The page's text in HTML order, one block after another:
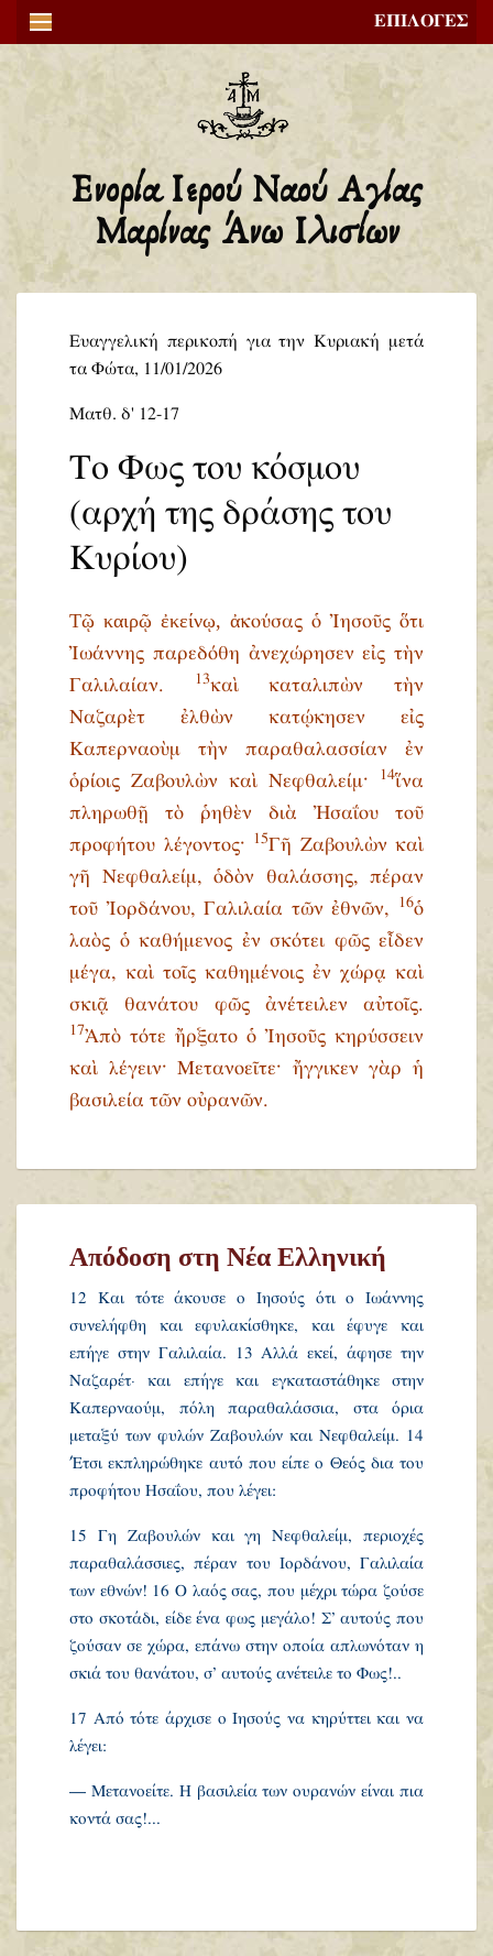
ΕΠΙΛΟΓΕΣ
Ενορία Ιερού Ναού Αγίας
Μαρίνας Άνω Ιλισίων
Ευαγγελική περικοπή για την Κυριακή μετά
τα Φώτα, 11/01/2026
Ματθ. δ' 12-17
Το Φως του κόσμου
(αρχή της δράσης του
Κυρίου)
Τῷ καιρῷ ἐκείνῳ, ἀκούσας ὁ Ἰησοῦς ὅτι
Ἰωάννης παρεδόθη ἀνεχώρησεν εἰς τὴν
Γαλιλαίαν.
13καὶ καταλιπὼν τὴν
Ναζαρὲτ ἐλθὼν κατῴκησεν εἰς
Καπερναοὺμ τὴν παραθαλασσίαν ἐν
ὁρίοις Ζαβουλὼν καὶ Νεφθαλείμ·
14ἵνα
πληρωθῇ τὸ ῥηθὲν διὰ Ἠσαΐου τοῦ
προφήτου λέγοντος· 15Γῆ Ζαβουλὼν καὶ
γῆ Νεφθαλείμ, ὁδὸν θαλάσσης, πέραν
τοῦ Ἰορδάνου, Γαλιλαία τῶν ἐθνῶν,
16ὁ
λαὸς ὁ καθήμενος ἐν σκότει φῶς εἶδεν
μέγα, καὶ τοῖς καθημένοις ἐν χώρᾳ καὶ
σκιᾷ θανάτου φῶς ἀνέτειλεν αὐτοῖς.
17Ἀπὸ τότε ἤρξατο ὁ Ἰησοῦς κηρύσσειν
καὶ λέγειν· Μετανοεῖτε· ἤγγικεν γὰρ ἡ
βασιλεία τῶν οὐρανῶν.
Απόδοση στη Νέα Ελληνική
12 Και τότε άκουσε ο Ιησούς ότι ο Ιωάννης
συνελήφθη και εφυλακίσθηκε, και έφυγε και
επήγε στην Γαλιλαία. 13 Αλλά εκεί, άφησε την
Ναζαρέτ· και επήγε και εγκαταστάθηκε στην
Καπερναούμ, πόλη παραθαλάσσια, στα όρια
μεταξύ των φυλών Ζαβουλών και Νεφθαλείμ. 14
΄Έτσι εκπληρώθηκε αυτό που είπε ο Θεός δια του
προφήτου Ησαΐου, που λέγει:
15 Γη Ζαβουλών και γη Νεφθαλείμ, περιοχές
παραθαλάσσιες, πέραν του Ιορδάνου, Γαλιλαία
των εθνών! 16 Ο λαός σας, που μέχρι τώρα ζούσε
στο σκοτάδι, είδε ένα φως μεγάλο! Σ’ αυτούς που
ζούσαν σε χώρα, επάνω στην οποία απλωνόταν η
σκιά του θανάτου, σ’ αυτούς ανέτειλε το Φως!..
17 Από τότε άρχισε ο Ιησούς να κηρύττει και να
λέγει:
— Μετανοείτε. Η βασιλεία των ουρανών είναι πια
κοντά σας!...